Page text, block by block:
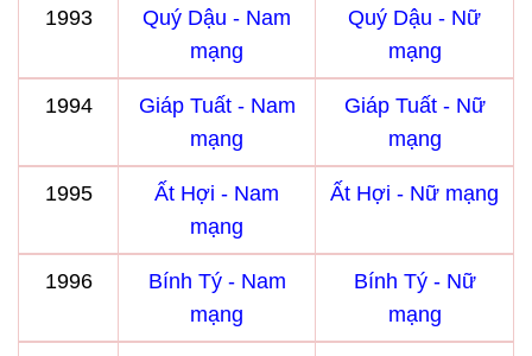
1993
Quý Dậu - Nam
mạng
Quý Dậu - Nữ
mạng
1994
Giáp Tuất - Nam
mạng
Giáp Tuất - Nữ
mạng
1995
Ất Hợi - Nam
mạng
Ất Hợi - Nữ mạng
1996
Bính Tý - Nam
mạng
Bính Tý - Nữ
mạng